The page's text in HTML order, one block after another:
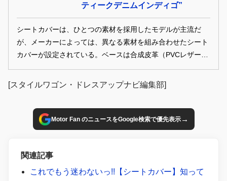
デルをご紹介。第3弾はアルティナのエアラグジーシートカ
バー。
ティークデニムインディゴ”
シートカバーは、ひとつの素材を採用したモデルが主流だ
が、メーカーによっては、異なる素材を組み合わせたシート
カバーが設定されている。ベースは合成皮革（PVCレザーな
ことで、お洒落で個性的な見た目や質感・座り心地に貢献。
ム素材や織物素材を取り入れ、よりファッション性の高いシ
ートカバーも登場している。そんな注目のシートバー、3モ
ディゴ。
[スタイルワゴン・ドレスアップナビ編集部]
Motor Fan のニュースをGoogle検索で優先表示→
関連記事
これでもう迷わないっ!!【シートカバー】知って